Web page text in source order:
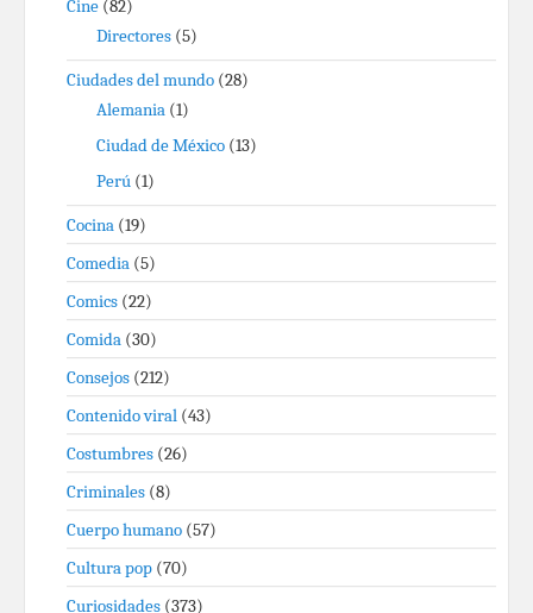
Cine (82)
Directores (5)
Ciudades del mundo (28)
Alemania (1)
Ciudad de México (13)
Perú (1)
Cocina (19)
Comedia (5)
Comics (22)
Comida (30)
Consejos (212)
Contenido viral (43)
Costumbres (26)
Criminales (8)
Cuerpo humano (57)
Cultura pop (70)
Curiosidades (373)